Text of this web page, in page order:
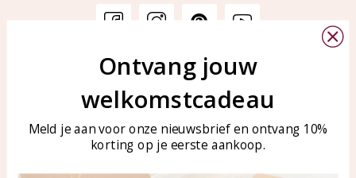
Veelgestelde vragen
Sieraden onderhouden
KAYA Sieraden
Bellen of WhatsApp Ma-Vr
Tel: 0850003187
WhatsApp: 0850003187
Ontvang jouw
welkomstcadeau
Meld je aan voor onze nieuwsbrief en ontvang 10%
korting op je eerste aankoop.